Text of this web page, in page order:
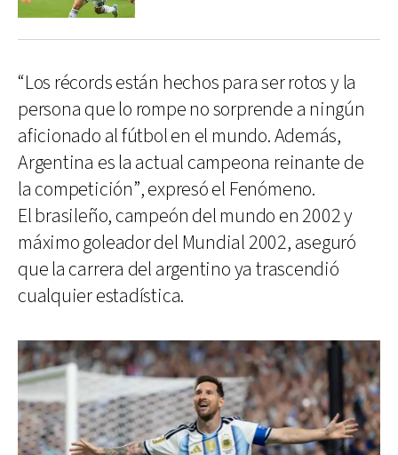
“Los récords están hechos para ser rotos y la
persona que lo rompe no sorprende a ningún
aficionado al fútbol en el mundo. Además,
Argentina es la actual campeona reinante de
la competición”, expresó el Fenómeno.
El brasileño, campeón del mundo en 2002 y
máximo goleador del Mundial 2002, aseguró
que la carrera del argentino ya trascendió
cualquier estadística.